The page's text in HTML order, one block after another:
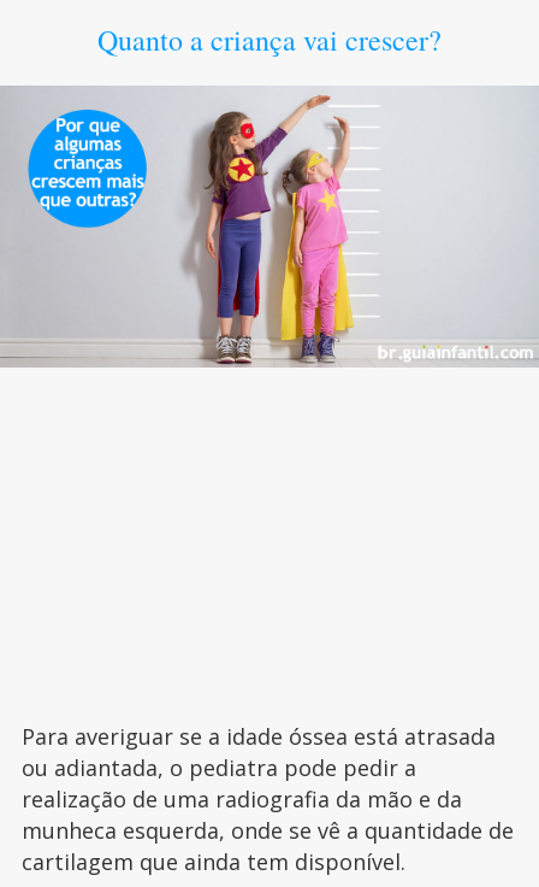
Quanto a criança vai crescer?
Para averiguar se a idade óssea está atrasada
ou adiantada, o pediatra pode pedir a
realização de uma radiografia da mão e da
munheca esquerda, onde se vê a quantidade de
cartilagem que ainda tem disponível.